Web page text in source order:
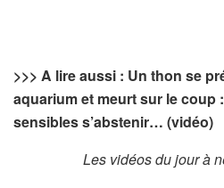
>>> A lire aussi : Un thon se
aquarium et meurt sur le coup
sensibles s’abstenir… (vidéo)
Les vidéos du jour à